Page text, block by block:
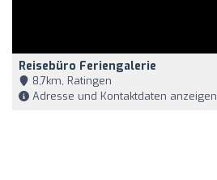
Reisebüro Feriengalerie
8,7km, Ratingen
Adresse und Kontaktdaten anzeigen